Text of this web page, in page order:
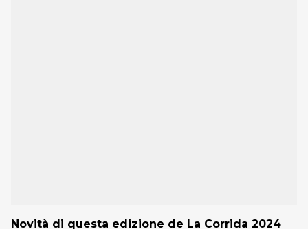
Novità di questa edizione de La Corrida 2024